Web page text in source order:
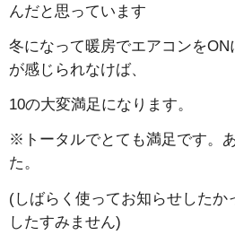
んだと思っています
冬になって暖房でエアコンを
が感じられなけば、
10の大変満足になります。
※トータルでとても満足です。
た。
(しばらく使ってお知らせしたか
したすみません)